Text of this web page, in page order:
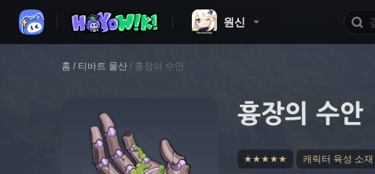
원신
홈 / 티바트 물산 / 흉장의 수안
흉장의 수안
★★★★★ 캐릭터 육성 소재